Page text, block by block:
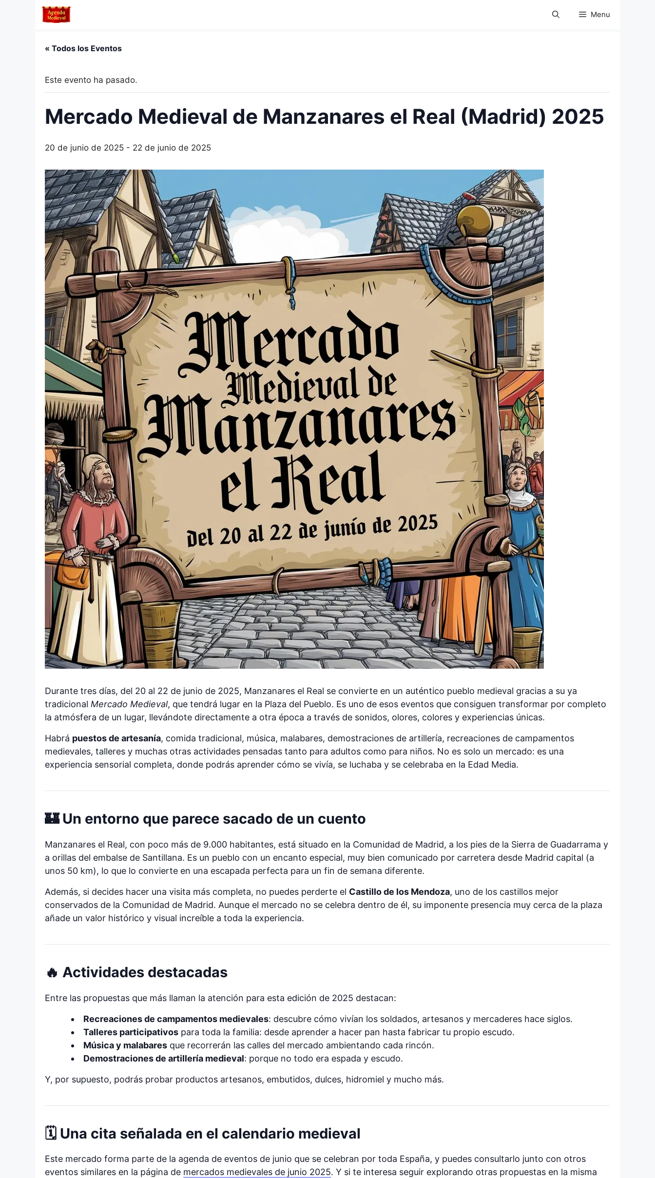
Menu
« Todos los Eventos
Este evento ha pasado.
Mercado Medieval de Manzanares el Real (Madrid) 2025
20 de junio de 2025 - 22 de junio de 2025
Durante tres días, del 20 al 22 de junio de 2025, Manzanares el Real se convierte en un auténtico pueblo medieval gracias a su ya
tradicional Mercado Medieval, que tendrá lugar en la Plaza del Pueblo. Es uno de esos eventos que consiguen transformar por completo
la atmósfera de un lugar, llevándote directamente a otra época a través de sonidos, olores, colores y experiencias únicas.
Habrá puestos de artesanía, comida tradicional, música, malabares, demostraciones de artillería, recreaciones de campamentos
medievales, talleres y muchas otras actividades pensadas tanto para adultos como para niños. No es solo un mercado: es una
experiencia sensorial completa, donde podrás aprender cómo se vivía, se luchaba y se celebraba en la Edad Media.
🏰 Un entorno que parece sacado de un cuento
Manzanares el Real, con poco más de 9.000 habitantes, está situado en la Comunidad de Madrid, a los pies de la Sierra de Guadarrama y
a orillas del embalse de Santillana. Es un pueblo con un encanto especial, muy bien comunicado por carretera desde Madrid capital (a
unos 50 km), lo que lo convierte en una escapada perfecta para un fin de semana diferente.
Además, si decides hacer una visita más completa, no puedes perderte el Castillo de los Mendoza, uno de los castillos mejor
conservados de la Comunidad de Madrid. Aunque el mercado no se celebra dentro de él, su imponente presencia muy cerca de la plaza
añade un valor histórico y visual increíble a toda la experiencia.
🔥 Actividades destacadas
Entre las propuestas que más llaman la atención para esta edición de 2025 destacan:
Recreaciones de campamentos medievales: descubre cómo vivían los soldados, artesanos y mercaderes hace siglos.
Talleres participativos para toda la familia: desde aprender a hacer pan hasta fabricar tu propio escudo.
Música y malabares que recorrerán las calles del mercado ambientando cada rincón.
Demostraciones de artillería medieval: porque no todo era espada y escudo.
Y, por supuesto, podrás probar productos artesanos, embutidos, dulces, hidromiel y mucho más.
🗓️ Una cita señalada en el calendario medieval
Este mercado forma parte de la agenda de eventos de junio que se celebran por toda España, y puedes consultarlo junto con otros
eventos similares en la página de mercados medievales de junio 2025. Y si te interesa seguir explorando otras propuestas en la misma